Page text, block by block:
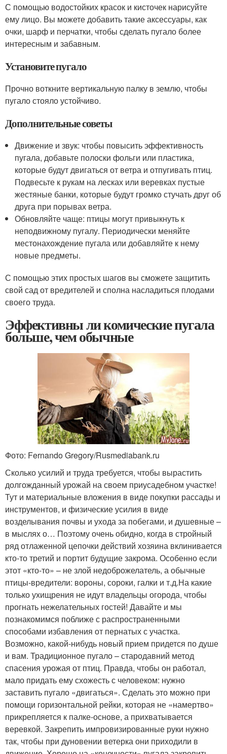
С помощью водостойких красок и кисточек нарисуйте
ему лицо. Вы можете добавить такие аксессуары, как
очки, шарф и перчатки, чтобы сделать пугало более
интересным и забавным.
Установите пугало
Прочно воткните вертикальную палку в землю, чтобы
пугало стояло устойчиво.
Дополнительные советы
Движение и звук: чтобы повысить эффективность
пугала, добавьте полоски фольги или пластика,
которые будут двигаться от ветра и отпугивать птиц.
Подвесьте к рукам на лесках или веревках пустые
жестяные банки, которые будут громко стучать друг об
друга при порывах ветра.
Обновляйте чаще: птицы могут привыкнуть к
неподвижному пугалу. Периодически меняйте
местонахождение пугала или добавляйте к нему
новые предметы.
С помощью этих простых шагов вы сможете защитить
свой сад от вредителей и сполна насладиться плодами
своего труда.
Эффективны ли комические пугала
больше, чем обычные
Фото: Fernando Gregory/Rusmediabank.ru
Сколько усилий и труда требуется, чтобы вырастить
долгожданный урожай на своем приусадебном участке!
Тут и материальные вложения в виде покупки рассады и
инструментов, и физические усилия в виде
возделывания почвы и ухода за побегами, и душевные –
в мыслях о… Поэтому очень обидно, когда в стройный
ряд отлаженной цепочки действий хозяина вклинивается
кто-то третий и портит будущие закрома. Особенно если
этот «кто-то» – не злой недоброжелатель, а обычные
птицы-вредители: вороны, сороки, галки и т.д.На какие
только ухищрения не идут владельцы огорода, чтобы
прогнать нежелательных гостей! Давайте и мы
познакомимся поближе с распространенными
способами избавления от пернатых с участка.
Возможно, какой-нибудь новый прием придется по душе
и вам. Традиционное пугало – стародавний метод
спасения урожая от птиц. Правда, чтобы он работал,
мало придать ему схожесть с человеком: нужно
заставить пугало «двигаться». Сделать это можно при
помощи горизонтальной рейки, которая не «намертво»
прикрепляется к палке-основе, а прихватывается
веревкой. Закрепить импровизированные руки нужно
так, чтобы при дуновении ветерка они приходили в